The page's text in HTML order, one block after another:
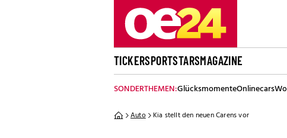
TICKERSPORTSTARSMAGAZINE
SONDERTHEMEN:GlücksmomenteOnlinecars
Auto Kia stellt den neuen Carens vor